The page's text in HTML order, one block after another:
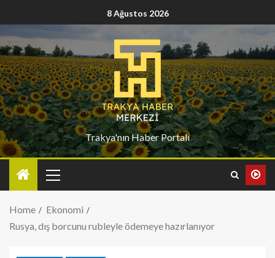
8 Ağustos 2026
Trakya'nın Haber Portalı
Home
Ekonomi
Rusya, dış borcunu rubleyle ödemeye hazırlanıyor